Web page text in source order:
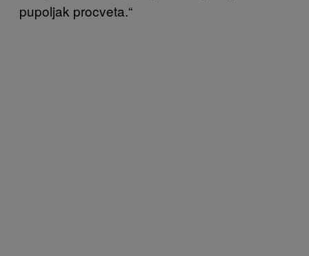
pupoljak procveta.“